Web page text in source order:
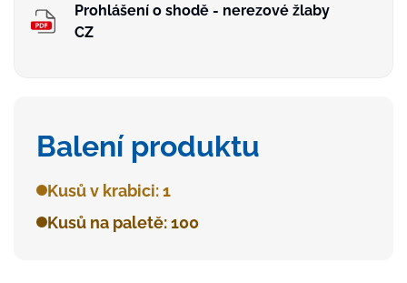
Prohlášení o shodě - nerezové žlaby
CZ
Balení produktu
Kusů v krabici: 1
Kusů na paletě: 100